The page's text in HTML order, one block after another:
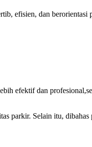
efisien, dan berorientasi
efektif dan
parkir. Selain itu,